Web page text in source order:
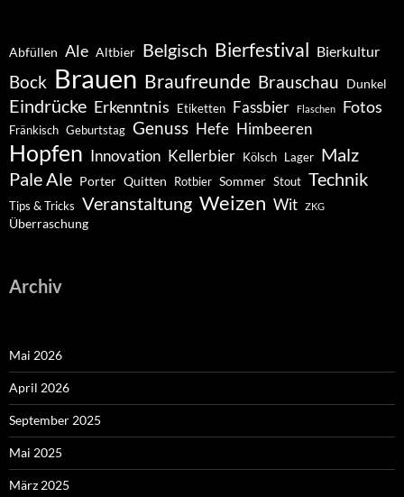
Abfüllen Ale Altbier Belgisch Bierfestival Bierkultur
Bock Brauen Braufreunde Brauschau Dunkel
Eindrücke Erkenntnis Etiketten Fassbier Flaschen Fotos
Fränkisch Geburtstag Genuss Hefe Himbeeren
Hopfen Innovation Kellerbier Kölsch Lager Malz
Pale Ale Porter Quitten Rotbier Sommer Stout Technik
Tips & Tricks Veranstaltung Weizen Wit ZKG
Überraschung
Archiv
Mai 2026
April 2026
September 2025
Mai 2025
März 2025